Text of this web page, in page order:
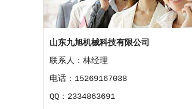
山东九旭机械科技有限公司
联系人：林经理
电话：15269167038
QQ：2334863691